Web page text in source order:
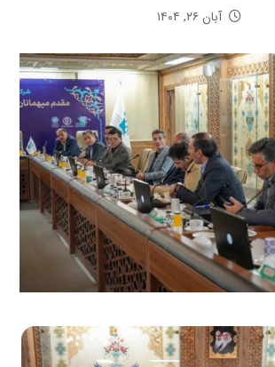
آبان ۲۶, ۱۴۰۴